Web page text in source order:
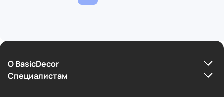
О BasicDecor
Cпециалистам